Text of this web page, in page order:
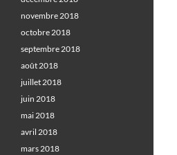
novembre 2018
octobre 2018
septembre 2018
août 2018
juillet 2018
juin 2018
mai 2018
avril 2018
mars 2018